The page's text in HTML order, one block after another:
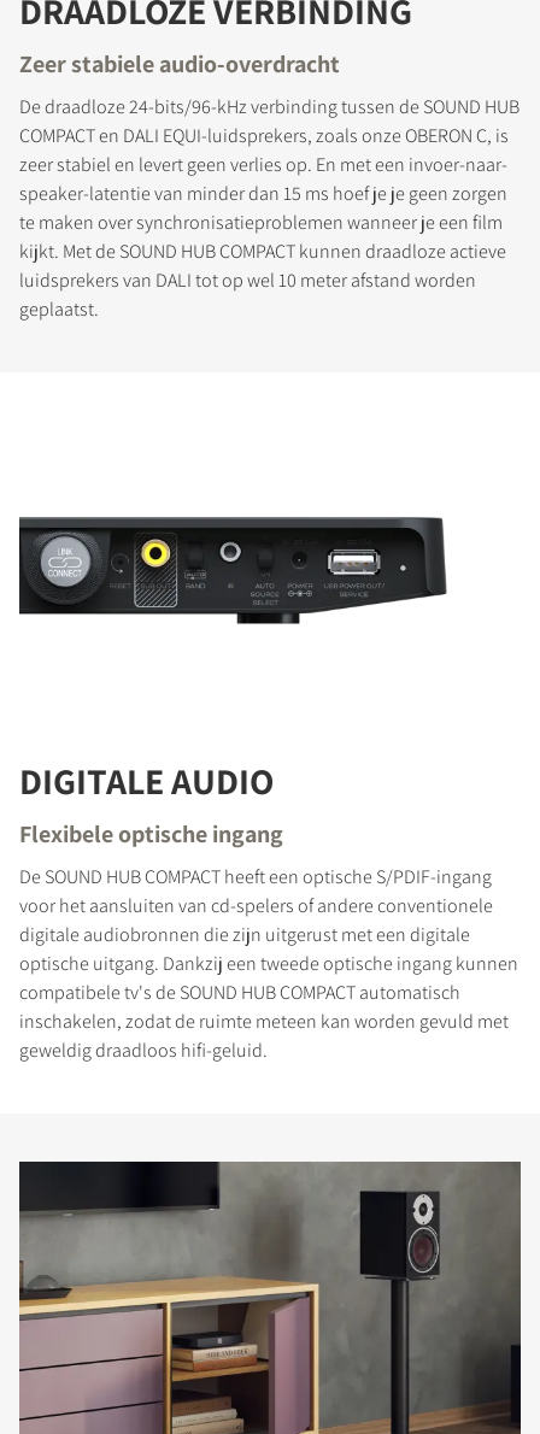
DRAADLOZE VERBINDING
Zeer stabiele audio-overdracht
De draadloze 24-bits/96-kHz verbinding tussen de SOUND HUB
COMPACT en DALI EQUI-luidsprekers, zoals onze OBERON C, is
zeer stabiel en levert geen verlies op. En met een invoer-naar-
speaker-latentie van minder dan 15 ms hoef je je geen zorgen
te maken over synchronisatieproblemen wanneer je een film
kijkt. Met de SOUND HUB COMPACT kunnen draadloze actieve
luidsprekers van DALI tot op wel 10 meter afstand worden
geplaatst.
DIGITALE AUDIO
Flexibele optische ingang
De SOUND HUB COMPACT heeft een optische S/PDIF-ingang
voor het aansluiten van cd-spelers of andere conventionele
digitale audiobronnen die zijn uitgerust met een digitale
optische uitgang. Dankzij een tweede optische ingang kunnen
compatibele tv's de SOUND HUB COMPACT automatisch
inschakelen, zodat de ruimte meteen kan worden gevuld met
geweldig draadloos hifi-geluid.